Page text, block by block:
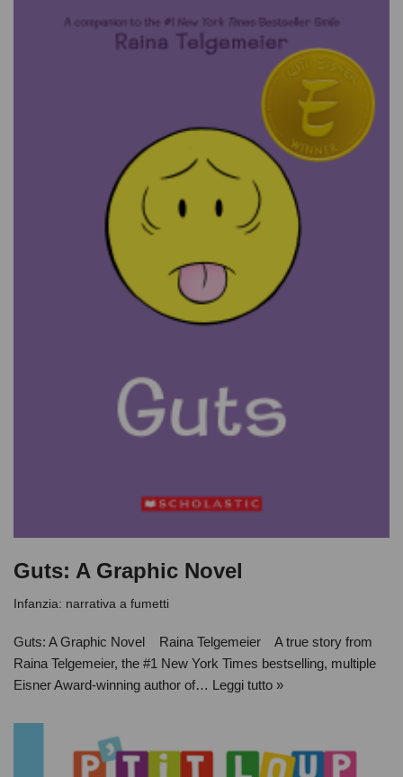
Guts: A Graphic Novel
Infanzia: narrativa a fumetti
Guts: A Graphic Novel Raina Telgemeier A true story from
Raina Telgemeier, the #1 New York Times bestselling, multiple
Eisner Award-winning author of… Leggi tutto »